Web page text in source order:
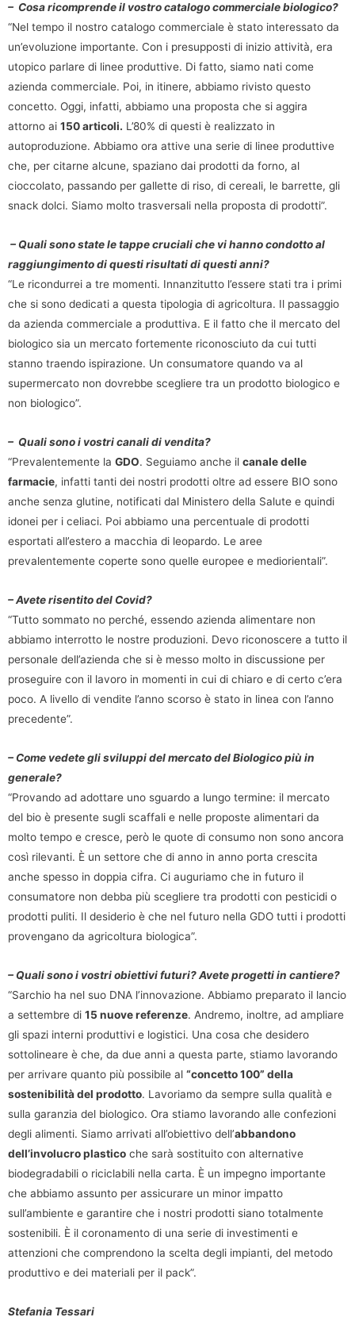
– Cosa ricomprende il vostro catalogo commerciale biologico?
“Nel tempo il nostro catalogo commerciale è stato interessato da
un’evoluzione importante. Con i presupposti di inizio attività, era
utopico parlare di linee produttive. Di fatto, siamo nati come
azienda commerciale. Poi, in itinere, abbiamo rivisto questo
concetto. Oggi, infatti, abbiamo una proposta che si aggira
attorno ai 150 articoli. L’80% di questi è realizzato in
autoproduzione. Abbiamo ora attive una serie di linee produttive
che, per citarne alcune, spaziano dai prodotti da forno, al
cioccolato, passando per gallette di riso, di cereali, le barrette, gli
snack dolci. Siamo molto trasversali nella proposta di prodotti”.
– Quali sono state le tappe cruciali che vi hanno condotto al
raggiungimento di questi risultati di questi anni?
“Le ricondurrei a tre momenti. Innanzitutto l’essere stati tra i primi
che si sono dedicati a questa tipologia di agricoltura. Il passaggio
da azienda commerciale a produttiva. E il fatto che il mercato del
biologico sia un mercato fortemente riconosciuto da cui tutti
stanno traendo ispirazione. Un consumatore quando va al
supermercato non dovrebbe scegliere tra un prodotto biologico e
non biologico”.
– Quali sono i vostri canali di vendita?
“Prevalentemente la GDO. Seguiamo anche il canale delle
farmacie, infatti tanti dei nostri prodotti oltre ad essere BIO sono
anche senza glutine, notificati dal Ministero della Salute e quindi
idonei per i celiaci. Poi abbiamo una percentuale di prodotti
esportati all’estero a macchia di leopardo. Le aree
prevalentemente coperte sono quelle europee e mediorientali”.
– Avete risentito del Covid?
“Tutto sommato no perché, essendo azienda alimentare non
abbiamo interrotto le nostre produzioni. Devo riconoscere a tutto il
personale dell’azienda che si è messo molto in discussione per
proseguire con il lavoro in momenti in cui di chiaro e di certo c’era
poco. A livello di vendite l’anno scorso è stato in linea con l’anno
precedente”.
– Come vedete gli sviluppi del mercato del Biologico più in
generale?
“Provando ad adottare uno sguardo a lungo termine: il mercato
del bio è presente sugli scaffali e nelle proposte alimentari da
molto tempo e cresce, però le quote di consumo non sono ancora
così rilevanti. È un settore che di anno in anno porta crescita
anche spesso in doppia cifra. Ci auguriamo che in futuro il
consumatore non debba più scegliere tra prodotti con pesticidi o
prodotti puliti. Il desiderio è che nel futuro nella GDO tutti i prodotti
provengano da agricoltura biologica”.
– Quali sono i vostri obiettivi futuri? Avete progetti in cantiere?
“Sarchio ha nel suo DNA l’innovazione. Abbiamo preparato il lancio
a settembre di 15 nuove referenze. Andremo, inoltre, ad ampliare
gli spazi interni produttivi e logistici. Una cosa che desidero
sottolineare è che, da due anni a questa parte, stiamo lavorando
per arrivare quanto più possibile al “concetto 100” della
sostenibilità del prodotto. Lavoriamo da sempre sulla qualità e
sulla garanzia del biologico. Ora stiamo lavorando alle confezioni
degli alimenti. Siamo arrivati all’obiettivo dell’abbandono
dell’involucro plastico che sarà sostituito con alternative
biodegradabili o riciclabili nella carta. È un impegno importante
che abbiamo assunto per assicurare un minor impatto
sull’ambiente e garantire che i nostri prodotti siano totalmente
sostenibili. È il coronamento di una serie di investimenti e
attenzioni che comprendono la scelta degli impianti, del metodo
produttivo e dei materiali per il pack”.
Stefania Tessari